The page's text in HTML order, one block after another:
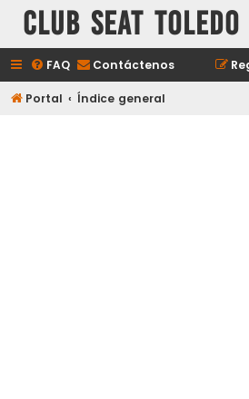
Club Seat Toledo
FAQ Contáctenos
Portal Índice general